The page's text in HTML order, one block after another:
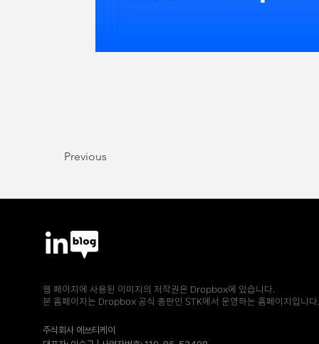
Previous
웹 페이지에 사용된 이미지의 저작권은 Dropbox에 있습니다.
본 홈페이지는 Dropbox 공식 총판인 STK에서 운영하는 홈페이지입니다.
주식회사 에쓰티케이